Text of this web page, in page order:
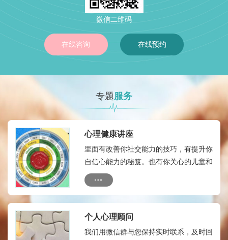
微信二维码
在线咨询 在线预约
专题服务
心理健康讲座
里面有改善你社交能力的技巧，有提升你
自信心能力的秘笈。也有你关心的儿童和
成人的心理健康热点，有如何自我心理治
疗的方法和技术
个人心理顾问
我们用微信群与您保持实时联系，及时回